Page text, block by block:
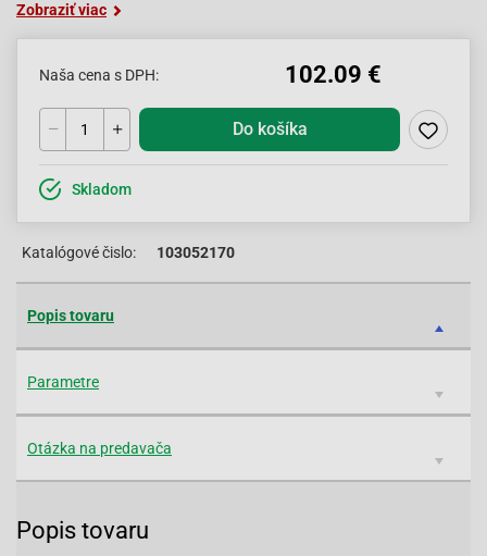
Zobraziť viac
Naša cena s DPH: 102.09 €
Do košíka
Skladom
Katalógové čislo: 103052170
Popis tovaru
Parametre
Otázka na predavača
Popis tovaru